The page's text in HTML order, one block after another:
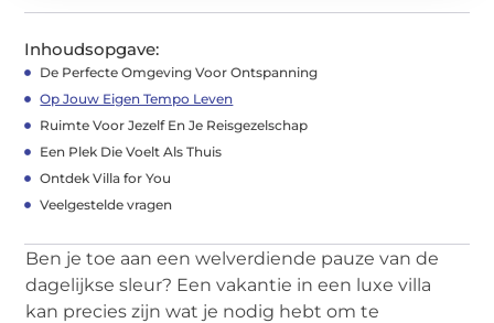
Inhoudsopgave:
De Perfecte Omgeving Voor Ontspanning
Op Jouw Eigen Tempo Leven
Ruimte Voor Jezelf En Je Reisgezelschap
Een Plek Die Voelt Als Thuis
Ontdek Villa for You
Veelgestelde vragen
Ben je toe aan een welverdiende pauze van de
dagelijkse sleur? Een vakantie in een luxe villa
kan precies zijn wat je nodig hebt om te